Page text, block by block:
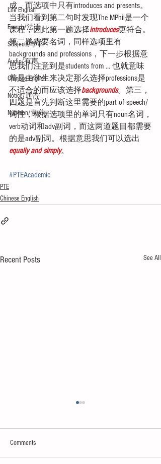
Life English
French/法语
Subjects/学科
Audio/有声
Chinese English
Notice/通告
Nutrition/营养
成，而选项中只有introduces and presents。
当我们看到第二句时发现The MPhil是一个
课程，因此第一题选择introduces更符合。
第二题需要名词，同样选项里有
backgrounds and professions，下一步根据意
思我们注意到是students from … 也就意味
着是由学生来决定那么选择professions是
不适合的而应该选择backgrounds。第三，
四题是首先判断这里需要的part of speech/
词性，根据选项里的单词只有noun名词，
verb动词和adv副词，而这两道题目都需要
的是adv副词。根据意思我们可以选出
equally and simply。
#PTEAcademic
PTE
Chinese English
Recent Posts See All
Comments